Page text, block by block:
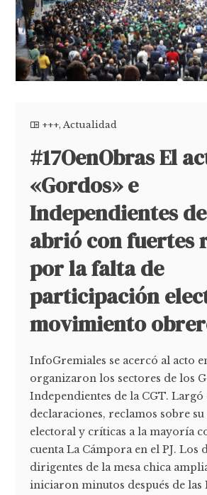
+++,Actualidad
#17OenObras El
«Gordos» e
Independientes
abrió con fuertes
por la falta de
participación
movimiento
InfoGremiales se acercó al acto
organizaron los sectores de los
Independientes de la CGT. Largó
declaraciones, reclamos sobre
electoral y críticas a la mayoría
cuenta La Cámpora en el PJ. Los
dirigentes de la mesa chica
iniciaron minutos después de las